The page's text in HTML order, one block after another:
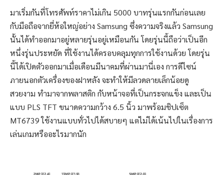
มาเริ่มกันที่โทรศัพท์ราคาไม่เกิน 5000 บาทรุ่นแรกกันก่อนเลย
กับมือถือจากยี่ห้อใหญ่อย่าง Samsung ซึ่งความจริงแล้ว Samsung
นั้นได้ทำออกมาอยู่หลายรุ่นอยู่เหมือนกัน โดยรุ่นนี้ถือว่าเป็นอีก
หนึ่งรุ่นประหยัด ที่ใช้งานได้ครอบคลุมทุกการใช้งานด้วย โดยรุ่น
นี้ได้เปิดตัวออกมาเมื่อเดือนมีนาคมที่ผ่านมานี่เอง การดีไซน์
ภายนอกตัวเครื่องของฝาหลัง จะทำให้มีลวดลายเล็กน้อยดู
สวยงาม ทำมาจากพลาสติก กับหน้าจอที่เป็นกระจกแข็ง และเป็น
แบบ PLS TFT ขนาดความกว้าง 6.5 นิ้ว มาพร้อมชิปเซ็ต
MT6739 ใช้งานแบบทั่วไปได้สบายๆ แต่ไม่ได้เน้นไปในเรื่องการ
เล่นเกมหรืออะไรมากนัก